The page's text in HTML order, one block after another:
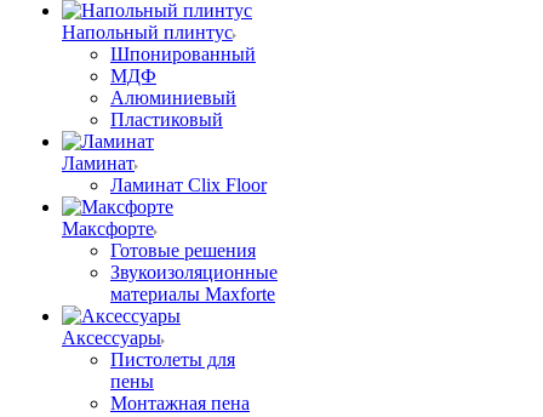
Напольный плинтус
Шпонированный
МДФ
Алюминиевый
Пластиковый
Ламинат
Ламинат Clix Floor
Максфорте
Готовые решения
Звукоизоляционные
материалы Maxforte
Аксессуары
Пистолеты для
пены
Монтажная пена